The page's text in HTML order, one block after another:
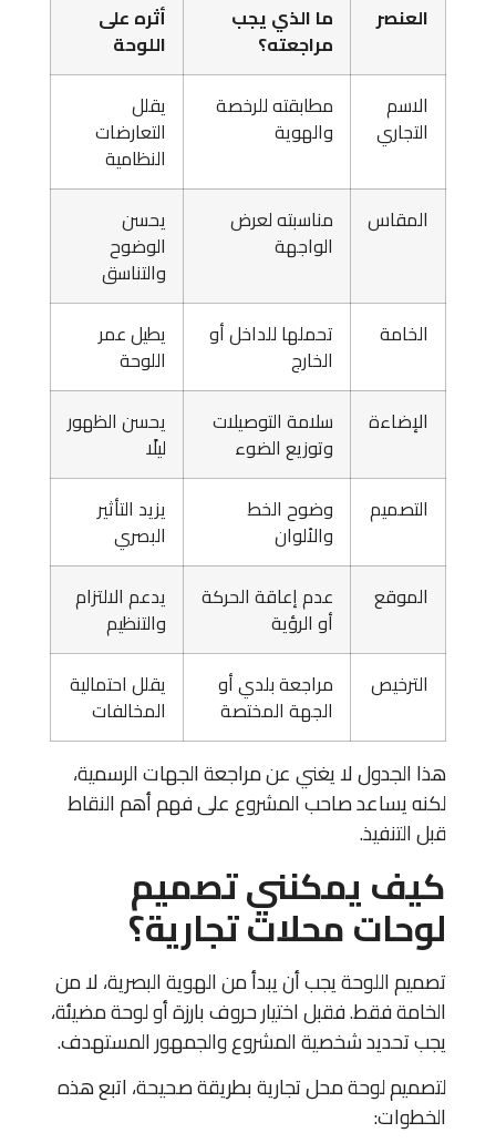
العنصر
ما الذي يجب
مراجعته؟
أثره على
اللوحة
الاسم
التجاري
مطابقته للرخصة
والهوية
يقلل
التعارضات
النظامية
المقاس
مناسبته لعرض
الواجهة
يحسن
الوضوح
والتناسق
الخامة
تحملها للداخل أو
الخارج
يطيل عمر
اللوحة
الإضاءة
سلامة التوصيلات
وتوزيع الضوء
يحسن الظهور
ليلًا
التصميم
وضوح الخط
والألوان
يزيد التأثير
البصري
الموقع
عدم إعاقة الحركة
أو الرؤية
يدعم الالتزام
والتنظيم
الترخيص
مراجعة بلدي أو
الجهة المختصة
يقلل احتمالية
المخالفات
هذا الجدول لا يغني عن مراجعة الجهات الرسمية،
لكنه يساعد صاحب المشروع على فهم أهم النقاط
قبل التنفيذ.
كيف يمكنني تصميم
لوحات محلات تجارية؟
تصميم اللوحة يجب أن يبدأ من الهوية البصرية، لا من
الخامة فقط. فقبل اختيار حروف بارزة أو لوحة مضيئة،
يجب تحديد شخصية المشروع والجمهور المستهدف.
لتصميم لوحة محل تجارية بطريقة صحيحة، اتبع هذه
الخطوات: